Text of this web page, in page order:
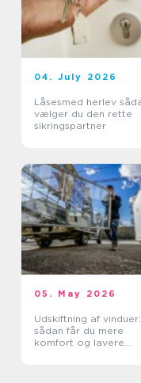
04. July 2026
Låsesmed herlev sådan
vælger du den rette
sikringspartner
05. May 2026
Udskiftning af vinduer:
sådan får du mere
komfort og lavere